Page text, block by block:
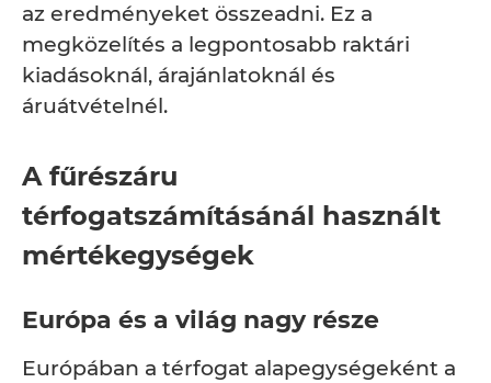
az eredményeket összeadni. Ez a
megközelítés a legpontosabb raktári
kiadásoknál, árajánlatoknál és
áruátvételnél.
A fűrészáru
térfogatszámításánál használt
mértékegységek
Európa és a világ nagy része
Európában a térfogat alapegységeként a